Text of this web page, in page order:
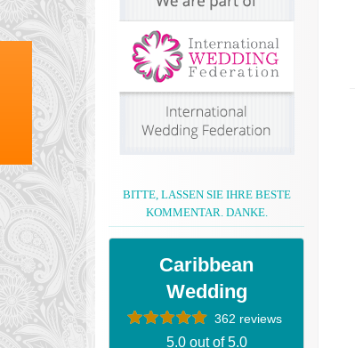
BITTE, LASSEN SIE IHRE BESTE
KOMMENTAR. DANKE.
Caribbean
Wedding
362 reviews
5.0 out of 5.0